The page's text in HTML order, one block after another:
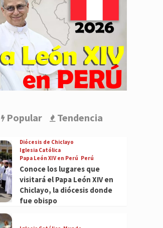
Popular Tendencia
Diócesis de Chiclayo
Iglesia Católica
Papa León XIV en Perú Perú
Conoce los lugares que
visitará el Papa León XIV en
Chiclayo, la diócesis donde
fue obispo